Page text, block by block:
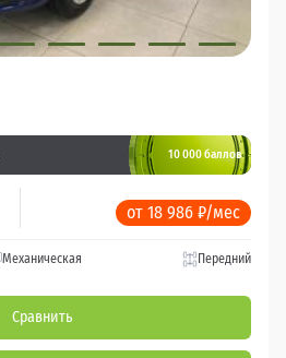
10 000 баллов
от 18 986 ₽/мес
Механическая Передний
Сравнить